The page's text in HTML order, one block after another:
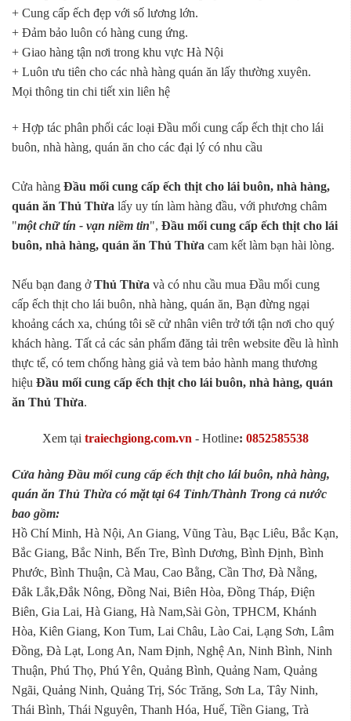
+ Cung cấp ếch đẹp với số lương lớn.
+ Đảm bảo luôn có hàng cung ứng.
+ Giao hàng tận nơi trong khu vực Hà Nội
+ Luôn ưu tiên cho các nhà hàng quán ăn lấy thường xuyên.
Mọi thông tin chi tiết xin liên hệ
+ Hợp tác phân phối các loại Đầu mối cung cấp ếch thịt cho lái
buôn, nhà hàng, quán ăn cho các đại lý có nhu cầu
Cửa hàng Đầu mối cung cấp ếch thịt cho lái buôn, nhà hàng,
quán ăn Thủ Thừa lấy uy tín làm hàng đầu, với phương châm
"một chữ tín - vạn niềm tin", Đầu mối cung cấp ếch thịt cho lái
buôn, nhà hàng, quán ăn Thủ Thừa cam kết làm bạn hài lòng.
Nếu bạn đang ởThủ Thừa và có nhu cầu mua Đầu mối cung
cấp ếch thịt cho lái buôn, nhà hàng, quán ăn, Bạn đừng ngại
khoảng cách xa, chúng tôi sẽ cử nhân viên trở tới tận nơi cho quý
khách hàng. Tất cả các sản phẩm đăng tải trên website đều là hình
thực tế, có tem chống hàng giả và tem bảo hành mang thương
hiệu Đầu mối cung cấp ếch thịt cho lái buôn, nhà hàng, quán
ăn Thủ Thừa.
Xem tại traiechgiong.com.vn - Hotline: 0852585538
Cửa hàng Đầu mối cung cấp ếch thịt cho lái buôn, nhà hàng,
quán ăn Thủ Thừa có mặt tại 64 Tỉnh/Thành Trong cả nước
bao gồm:
Hồ Chí Minh, Hà Nội, An Giang, Vũng Tàu, Bạc Liêu, Bắc Kạn,
Bắc Giang, Bắc Ninh, Bến Tre, Bình Dương, Bình Định, Bình
Phước, Bình Thuận, Cà Mau, Cao Bằng, Cần Thơ, Đà Nẵng,
Đắk Lắk,Đắk Nông, Đồng Nai, Biên Hòa, Đồng Tháp, Điện
Biên, Gia Lai, Hà Giang, Hà Nam,Sài Gòn, TPHCM, Khánh
Hòa, Kiên Giang, Kon Tum, Lai Châu, Lào Cai, Lạng Sơn, Lâm
Đồng, Đà Lạt, Long An, Nam Định, Nghệ An, Ninh Bình, Ninh
Thuận, Phú Thọ, Phú Yên, Quảng Bình, Quảng Nam, Quảng
Ngãi, Quảng Ninh, Quảng Trị, Sóc Trăng, Sơn La, Tây Ninh,
Thái Bình, Thái Nguyên, Thanh Hóa, Huế, Tiền Giang, Trà